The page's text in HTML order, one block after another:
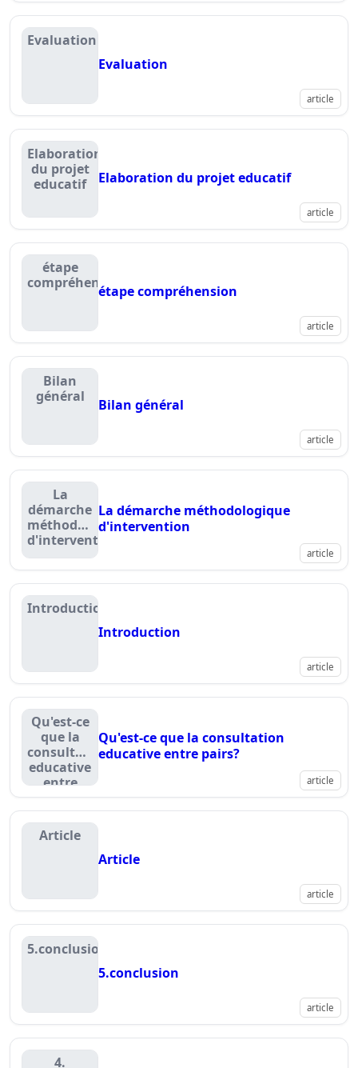
Evaluation
Evaluation
article
Elaboration
du projet
educatif
Elaboration du projet educatif
article
étape
compréhensionétape compréhension
article
Bilan
général
Bilan général
article
La
démarche
méthodologique
d'intervention
La démarche méthodologique
d'intervention
article
Introduction
Introduction
article
Qu'est-ce
que la
consultation
educative
entre
pairs?
Qu'est-ce que la consultation
educative entre pairs?
article
Article
Article
article
5.conclusion
5.conclusion
article
4.